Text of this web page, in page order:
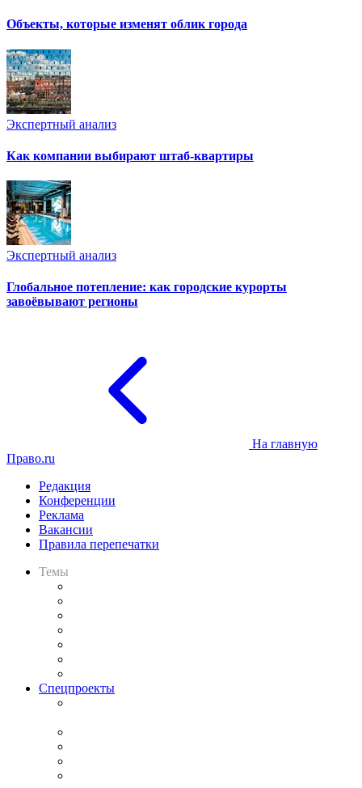
Объекты, которые изменят облик города
Экспертный анализ
Как компании выбирают штаб-квартиры
Экспертный анализ
Глобальное потепление: как городские курорты
завоёвывают регионы
На главную
Право.ru
Редакция
Конференции
Реклама
Вакансии
Правила перепечатки
Темы
Спецпроекты